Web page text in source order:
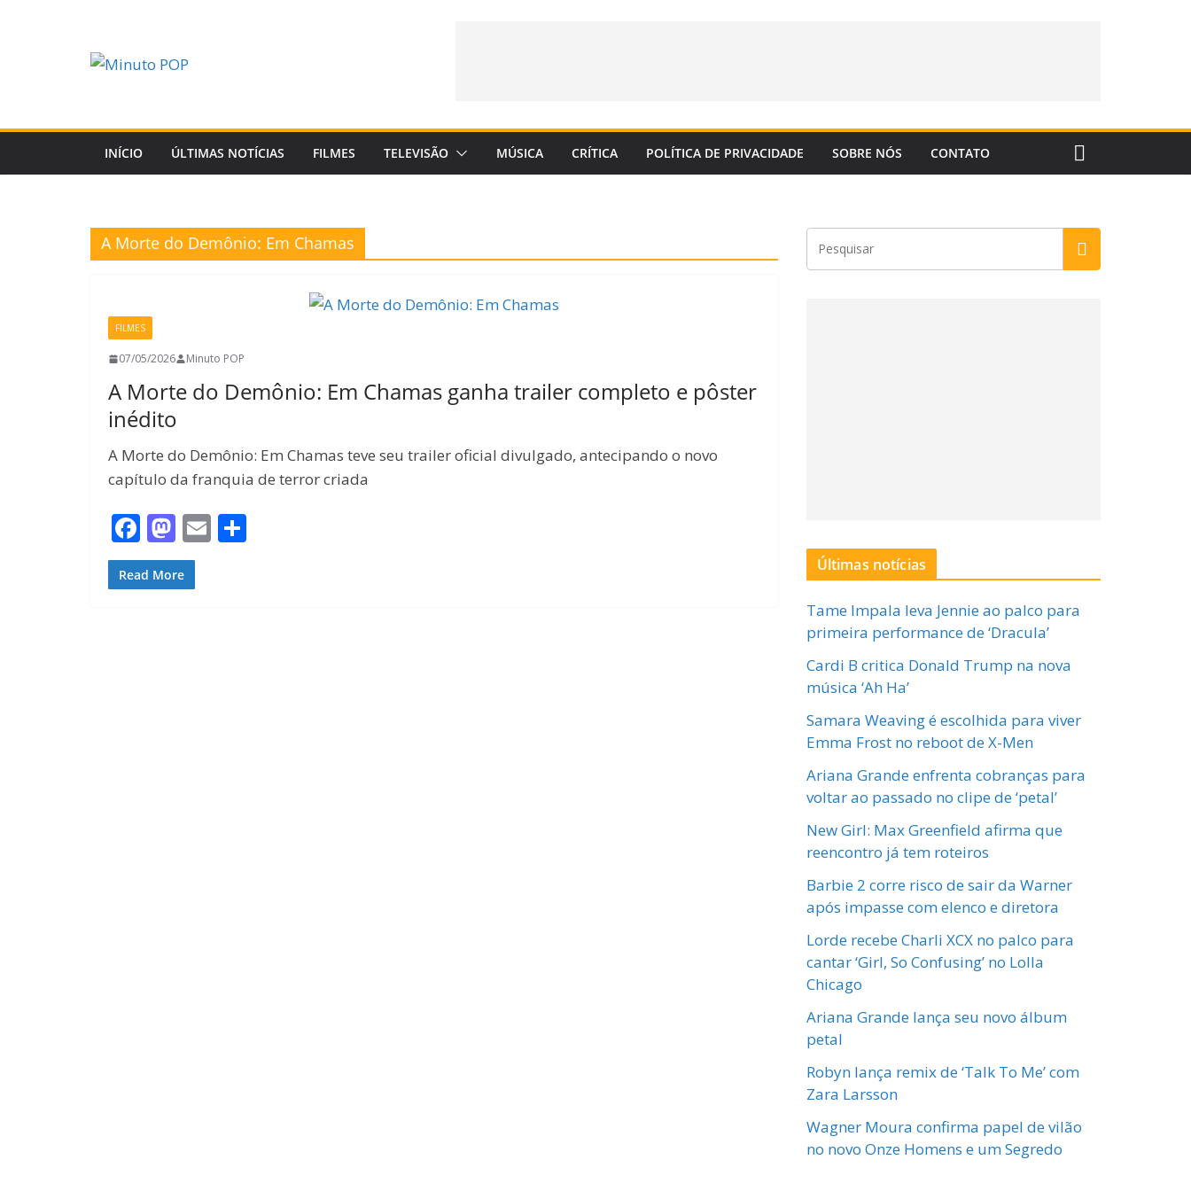
INÍCIO ÚLTIMAS NOTÍCIAS FILMES TELEVISÃO MÚSICA CRÍTICA POLÍTICA DE PRIVACIDADE SOBRE NÓS CONTATO
A Morte do Demônio: Em Chamas
FILMES
07/05/2026 Minuto POP
A Morte do Demônio: Em Chamas ganha trailer completo e pôster
inédito
A Morte do Demônio: Em Chamas teve seu trailer oficial divulgado, antecipando o novo
capítulo da franquia de terror criada
F
ac
e
M
as
to
E
m
Read More Últimas notícias
Tame Impala leva Jennie ao palco para
primeira performance de ‘Dracula’
Cardi B critica Donald Trump na nova
música ‘Ah Ha’
Samara Weaving é escolhida para viver
Emma Frost no reboot de X-Men
Ariana Grande enfrenta cobranças para
voltar ao passado no clipe de ‘petal’
New Girl: Max Greenfield afirma que
reencontro já tem roteiros
Barbie 2 corre risco de sair da Warner
após impasse com elenco e diretora
Lorde recebe Charli XCX no palco para
cantar ‘Girl, So Confusing’ no Lolla
Chicago
Ariana Grande lança seu novo álbum
petal
Robyn lança remix de ‘Talk To Me’ com
Zara Larsson
Wagner Moura confirma papel de vilão
no novo Onze Homens e um Segredo